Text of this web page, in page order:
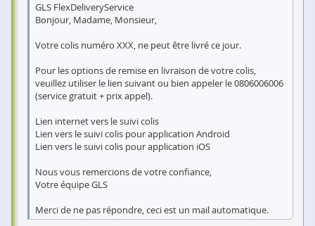
GLS FlexDeliveryService
Bonjour, Madame, Monsieur,
Votre colis numéro XXX, ne peut être livré ce jour.
Pour les options de remise en livraison de votre colis,
veuillez utiliser le lien suivant ou bien appeler le 0806006006
(service gratuit + prix appel).
Lien internet vers le suivi colis
Lien vers le suivi colis pour application Android
Lien vers le suivi colis pour application iOS
Nous vous remercions de votre confiance,
Votre équipe GLS
Merci de ne pas répondre, ceci est un mail automatique.